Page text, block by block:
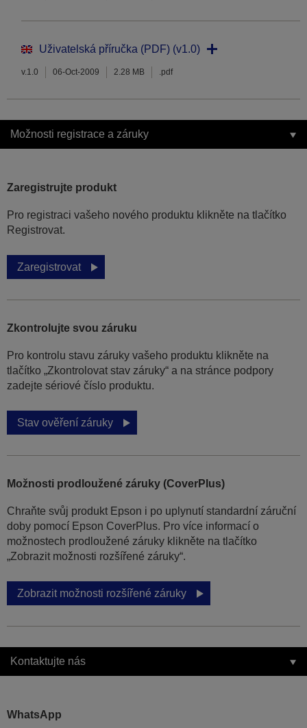
Uživatelská příručka (PDF) (v1.0)
v.1.0 06-Oct-2009 2.28 MB .pdf
Možnosti registrace a záruky
Zaregistrujte produkt
Pro registraci vašeho nového produktu klikněte na tlačítko
Registrovat.
Zaregistrovat
Zkontrolujte svou záruku
Pro kontrolu stavu záruky vašeho produktu klikněte na
tlačítko „Zkontrolovat stav záruky“ a na stránce podpory
zadejte sériové číslo produktu.
Stav ověření záruky
Možnosti prodloužené záruky (CoverPlus)
Chraňte svůj produkt Epson i po uplynutí standardní záruční
doby pomocí Epson CoverPlus. Pro více informací o
možnostech prodloužené záruky klikněte na tlačítko
„Zobrazit možnosti rozšířené záruky“.
Zobrazit možnosti rozšířené záruky
Kontaktujte nás
WhatsApp